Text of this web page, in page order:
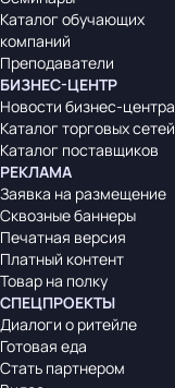
Каталог обучающих
компаний
Преподаватели
БИЗНЕС-ЦЕНТР
Новости бизнес-центра
Каталог торговых сетей
Каталог поставщиков
РЕКЛАМА
Заявка на размещение
Сквозные баннеры
Печатная версия
Платный контент
Товар на полку
СПЕЦПРОЕКТЫ
Диалоги о ритейле
Готовая еда
Стать партнером